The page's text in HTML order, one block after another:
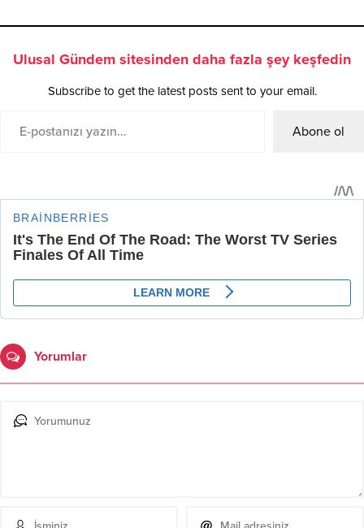
Ulusal Gündem sitesinden daha fazla şey keşfedin
Subscribe to get the latest posts sent to your email.
Abone ol
Yorumlar